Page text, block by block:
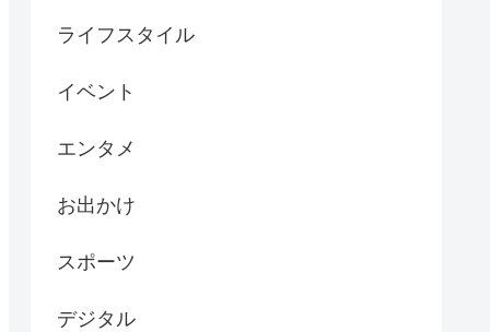
ライフスタイル
イベント
エンタメ
お出かけ
スポーツ
デジタル